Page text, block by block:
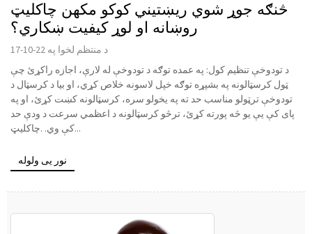
څنګه جوړ شوي ریښتیني کوکو مکھن چاکلیټ
روښانه او لوړ کیفیت ښکاري؟
د منتظم لخوا په 22-10-17
د تودوخې تنظیم کول: په عمده توګه د تودوخې له لارې، اجازه راکړئ چې
ټول کرسټالونه په بشپړه توګه خپل لاسونه خلاص کړي، او بیا د کرسټال د
تودوخې ترټولو مناسب حد ته په یخولو سره، کرسټالونه کښت کړئ، او په
پای کې یې یو څه پورته کړئ، ترڅو کرسټالونه د اعظمي سرعت د ودې حد
کې وي. .چاکلیټ...
نور یی ولوله